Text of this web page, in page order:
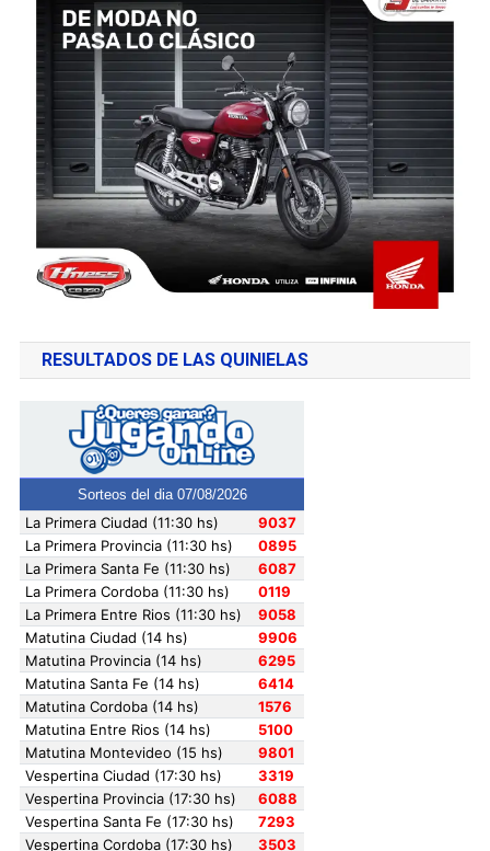
RESULTADOS DE LAS QUINIELAS